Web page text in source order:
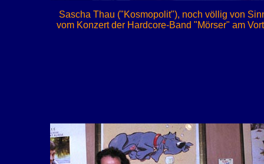
Sascha Thau ("Kosmopolit"), noch völlig von
vom Konzert der Hardcore-Band "Mörser" am